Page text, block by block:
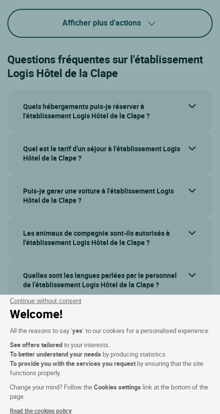
Continue without consent
Welcome!
All the reasons to say ‘yes’ to our cookies for a personalised experience:
See offers tailoredto your interests.
To better understand your needs by producing statistics.
To provide you with the services you request by ensuring that the site
functions properly.
Change your mind? Follow theCookies settings link at the bottom of the
page.
Read the cookies policy
Afficher plus d'actions
Questions fréquentes sur l'établissement
Logis Hôtel de la Clape
Quels hébergements puis-je réserver à
l'établissement Logis Hôtel de la Clape ?
Quel est le tarif d'un séjour à l'établissement Logis
Hôtel de la Clape ?
Puis-je garer une voiture à l'établissement Logis
Hôtel de la Clape ?
Les animaux de compagnie sont-ils autorisés à
l'établissement Logis Hôtel de la Clape ?
Quelles sont les langues parlées par le personnel
de l'établissement Logis Hôtel de la Clape ?